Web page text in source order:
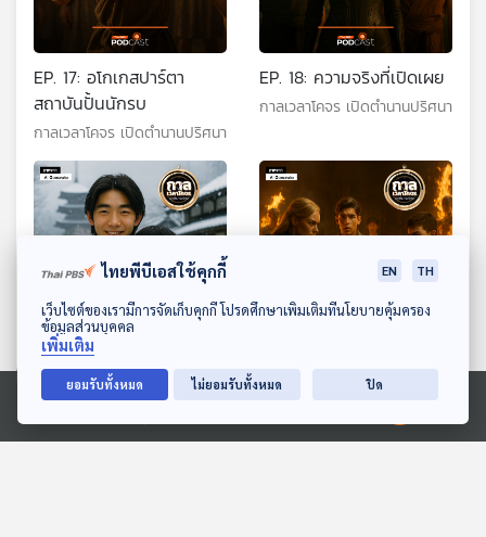
ดาวน์โหลด Thai PBS Podcast Application
Ⓒ 2020 องค์การกระจายเสียงและแพร่ภาพสาธารณะแห่งประเทศไทย
EP. 17: อโกเกสปาร์ตา
สถาบันปั้นนักรบ
กาลเวลาโคจร เปิดตำนานปริศนา
EP. 18: ความจริงที่เปิดเผย
กาลเวลาโคจร เปิดตำนานปริศนา
EP. 19: การกลับบ้านของฮิ
โระ
EP. 20: อดีต ปัจจุบัน
อนาคต
ไทยพีบีเอสใช้คุกกี้ EN TH
เว็บไซต์ของเรามีการจัดเก็บคุกกี้ โปรดศึกษาเพิ่มเติมที่นโยบายคุ้มครอง
ข้อมูลส่วนบุคคล
เพิ่มเติม
ยอมรับทั้งหมด ไม่ยอมรับทั้งหมด ปิด